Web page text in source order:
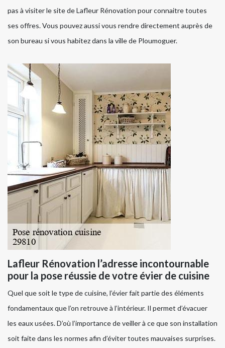
pas à visiter le site de Lafleur Rénovation pour connaitre toutes
ses offres. Vous pouvez aussi vous rendre directement auprès de
son bureau si vous habitez dans la ville de Ploumoguer.
Lafleur Rénovation l’adresse incontournable
pour la pose réussie de votre évier de cuisine
Quel que soit le type de cuisine, l’évier fait partie des éléments
fondamentaux que l’on retrouve à l’intérieur. Il permet d’évacuer
les eaux usées. D’où l’importance de veiller à ce que son installation
soit faite dans les normes afin d’éviter toutes mauvaises surprises.